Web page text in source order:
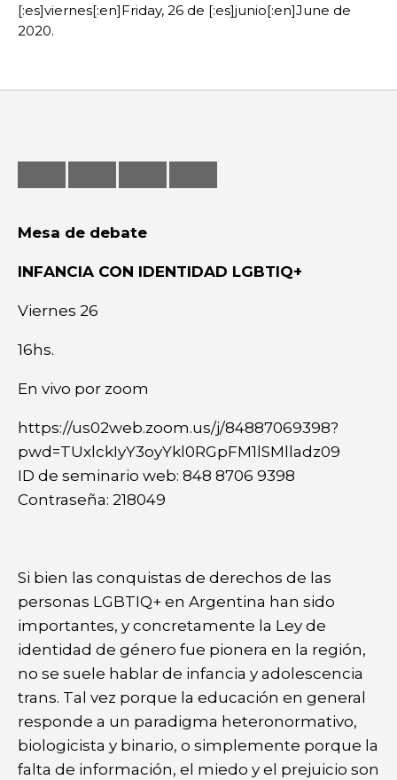
Formación
Letras
Radio
[:es]viernes[:en]Friday, 26 de [:es]junio[:en]June de
2020.
Mesa de debate
INFANCIA CON IDENTIDAD LGBTIQ+
Viernes 26
16hs.
En vivo por zoom
https://us02web.zoom.us/j/84887069398?
pwd=TUxlckIyY3oyYkl0RGpFM1lSMlladz09
ID de seminario web: 848 8706 9398
Contraseña: 218049
Si bien las conquistas de derechos de las
personas LGBTIQ+ en Argentina han sido
importantes, y concretamente la Ley de
identidad de género fue pionera en la región,
no se suele hablar de infancia y adolescencia
trans. Tal vez porque la educación en general
responde a un paradigma heteronormativo,
biologicista y binario, o simplemente porque la
falta de información, el miedo y el prejuicio son